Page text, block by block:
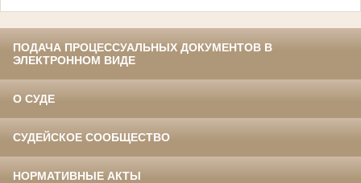
ПОДАЧА ПРОЦЕССУАЛЬНЫХ ДОКУМЕНТОВ В
ЭЛЕКТРОННОМ ВИДЕ
О СУДЕ
СУДЕЙСКОЕ СООБЩЕСТВО
НОРМАТИВНЫЕ АКТЫ